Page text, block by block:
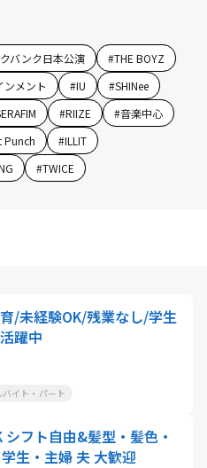
バンク日本公演 #THE BOYZ
ンメント #IU #SHINee
#RIIZE #音楽中心
Punch #ILLIT
#TWICE
/未経験OK/残業なし/学生
躍中
バイト・パート
フト自由&髪型・髪色・
生・主婦 夫 大歓迎